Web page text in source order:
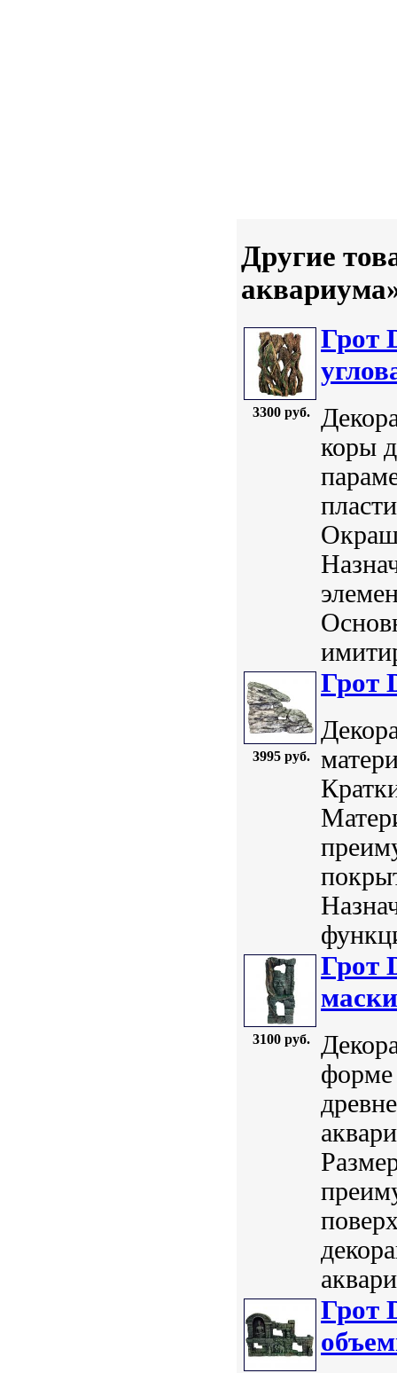
Другие
3300 руб.
Грот
коры
3995 руб.
Грот
3100 руб.
Грот
форме
Грот